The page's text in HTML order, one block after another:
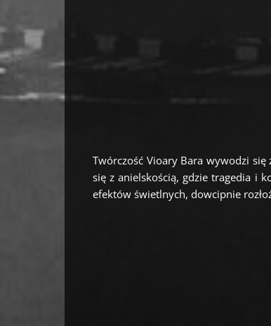
Twórczość Vioary Bara wywodzi się
się z anielskością, gdzie tragedia i
efektów świetlnych, dowcipnie